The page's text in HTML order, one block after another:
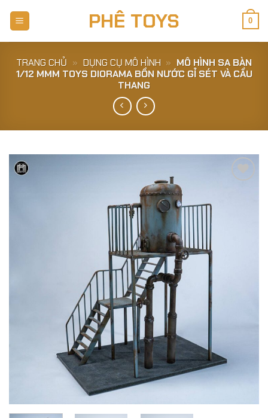
PHÊ TOYS 0
TRANG CHỦ » DỤNG CỤ MÔ HÌNH » MÔ HÌNH SA BÀN
1/12 MMM TOYS DIORAMA BỒN NƯỚC GỈ SÉT VÀ CẦU
THANG